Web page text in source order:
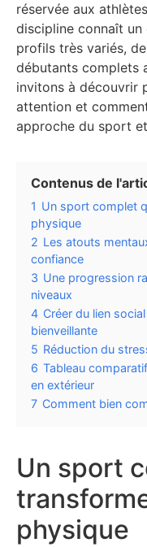
réservée aux
discipline connaît
profils très variés,
débutants complets
invitons à découvrir
attention et
approche du sport
Contenus de
1 Un sport complet
physique
2 Les atouts
confiance
3 Une progression
niveaux
4 Créer du lien
bienveillante
5 Réduction du
6 Tableau
en extérieur
7 Comment bien
Un sport
physique